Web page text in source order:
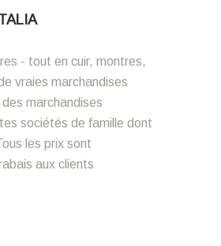
- tout en cuir, montres,
vraies marchandises
marchandises
sociétés de famille dont
les prix sont
aux clients